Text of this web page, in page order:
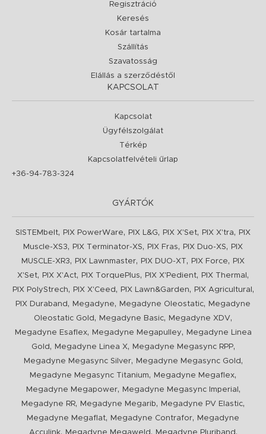
Regisztráció
Keresés
Kosár tartalma
Szállítás
Szavatosság
Elállás a szerződéstől
KAPCSOLAT
Kapcsolat
Ügyfélszolgálat
Térkép
Kapcsolatfelvételi űrlap
+36-94-783-324
GYÁRTÓK
SISTEMbelt, PIX PowerWare, PIX L&G, PIX X'Set, PIX X'tra,
PIX
Muscle-XS3, PIX Terminator-XS, PIX Fras, PIX Duo-XS,
PIX
MUSCLE-XR3, PIX Lawnmaster, PIX DUO-XT, PIX Force,
PIX
X'Set, PIX X'Act, PIX TorquePlus, PIX X'Pedient, PIX Thermal ,
PIX PolyStrech, PIX X'Ceed , PIX Lawn&Garden, PIX Agricultural ,
PIX Duraband , Megadyne, Megadyne Oleostatic,
Megadyne
Oleostatic Gold , Megadyne Basic, Megadyne XDV,
Megadyne Esaflex, Megadyne Megapulley,
Megadyne Linea
Gold , Megadyne Linea X, Megadyne Megasync RPP,
Megadyne Megasync Silver, Megadyne Megasync Gold ,
Megadyne Megasync Titanium, Megadyne Megaflex,
Megadyne Megapower, Megadyne Megasync Imperial ,
Megadyne RR, Megadyne Megarib, Megadyne PV Elastic,
Megadyne Megaflat, Megadyne Contrafor,
Megadyne
, , ,